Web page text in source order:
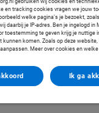
en tracking cookies vragen we jouw
welke pagina’s je bezoekt,
daarbij je IP-adres. Ben je ingelogd
toestemming te geven krijg je nuttige
kunnen komen. Zoals op deze
Meer over cookies en
Ik ga